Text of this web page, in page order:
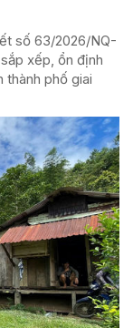
số 63/2026/NQ-
xếp, ổn định
thành phố giai